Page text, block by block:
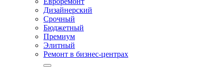
Дизайнерский
Срочный
Бюджетный
Премиум
Элитный
Ремонт в бизнес-центрах